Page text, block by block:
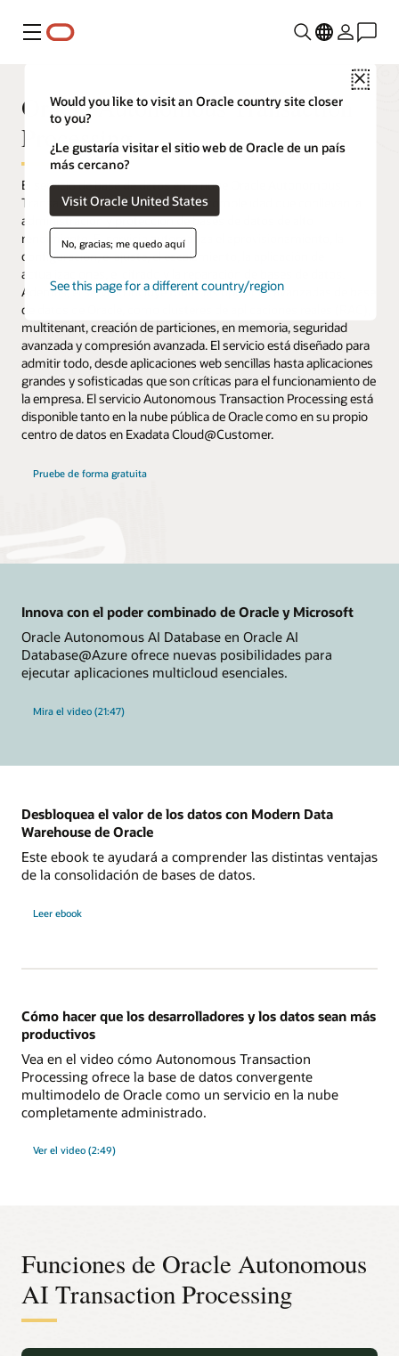
Menú
Close
Would you like to visit an Oracle country site closer
to you?
¿Le gustaría visitar el sitio web de Oracle de un país
más cercano?
Visit Oracle United States
No, gracias; me quedo aquí
See this page for a different country/region
Oracle Autonomous Transaction
Processing
El servicio de base de datos en la nube Oracle Autonomous
Transaction Processing elimina la complejidad que conllevan la
administración y protección de bases de datos de alto
rendimiento. El servicio automatiza el aprovisionamiento, la
configuración, el ajuste, el escalamiento, la aplicación de
actualizaciones, el cifrado y la reparación de bases de datos.
Además, el servicio incluye todas las opciones avanzadas de base
de datos de Oracle, como clústeres de aplicaciones reales (RAC),
multitenant, creación de particiones, en memoria, seguridad
avanzada y compresión avanzada. El servicio está diseñado para
admitir todo, desde aplicaciones web sencillas hasta aplicaciones
grandes y sofisticadas que son críticas para el funcionamiento de
la empresa. El servicio Autonomous Transaction Processing está
disponible tanto en la nube pública de Oracle como en su propio
centro de datos en Exadata Cloud@Customer.
Pruebe de forma gratuita
Innova con el poder combinado de Oracle y Microsoft
Oracle Autonomous AI Database en Oracle AI
Database@Azure ofrece nuevas posibilidades para
ejecutar aplicaciones multicloud esenciales.
Mira el video (21:47)
Desbloquea el valor de los datos con Modern Data
Warehouse de Oracle
Este ebook te ayudará a comprender las distintas ventajas
de la consolidación de bases de datos.
Leer ebook
Cómo hacer que los desarrolladores y los datos sean más
productivos
Vea en el video cómo Autonomous Transaction
Processing ofrece la base de datos convergente
multimodelo de Oracle como un servicio en la nube
completamente administrado.
Ver el video (2:49)
Funciones de Oracle Autonomous
AI Transaction Processing